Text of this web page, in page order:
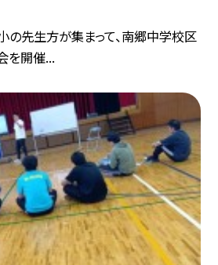
の先生方が集まって、南郷中学校区
を開催...